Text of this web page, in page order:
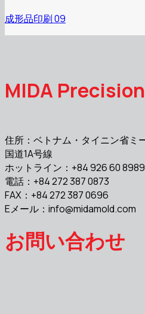
成形品印刷 09
MIDA
住所：ベトナム・タイニン省ミ
国道1A号線
ホットライン：+84 926 60 8989
電話：+84 272 387 0873
FAX：+84 272 387 0696
Eメール： info@midamold.com
お問い合わせ